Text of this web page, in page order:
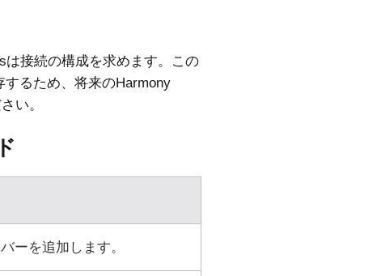
は接続の構成を求めます。この
するため、将来のHarmony
い。
ーを追加します。